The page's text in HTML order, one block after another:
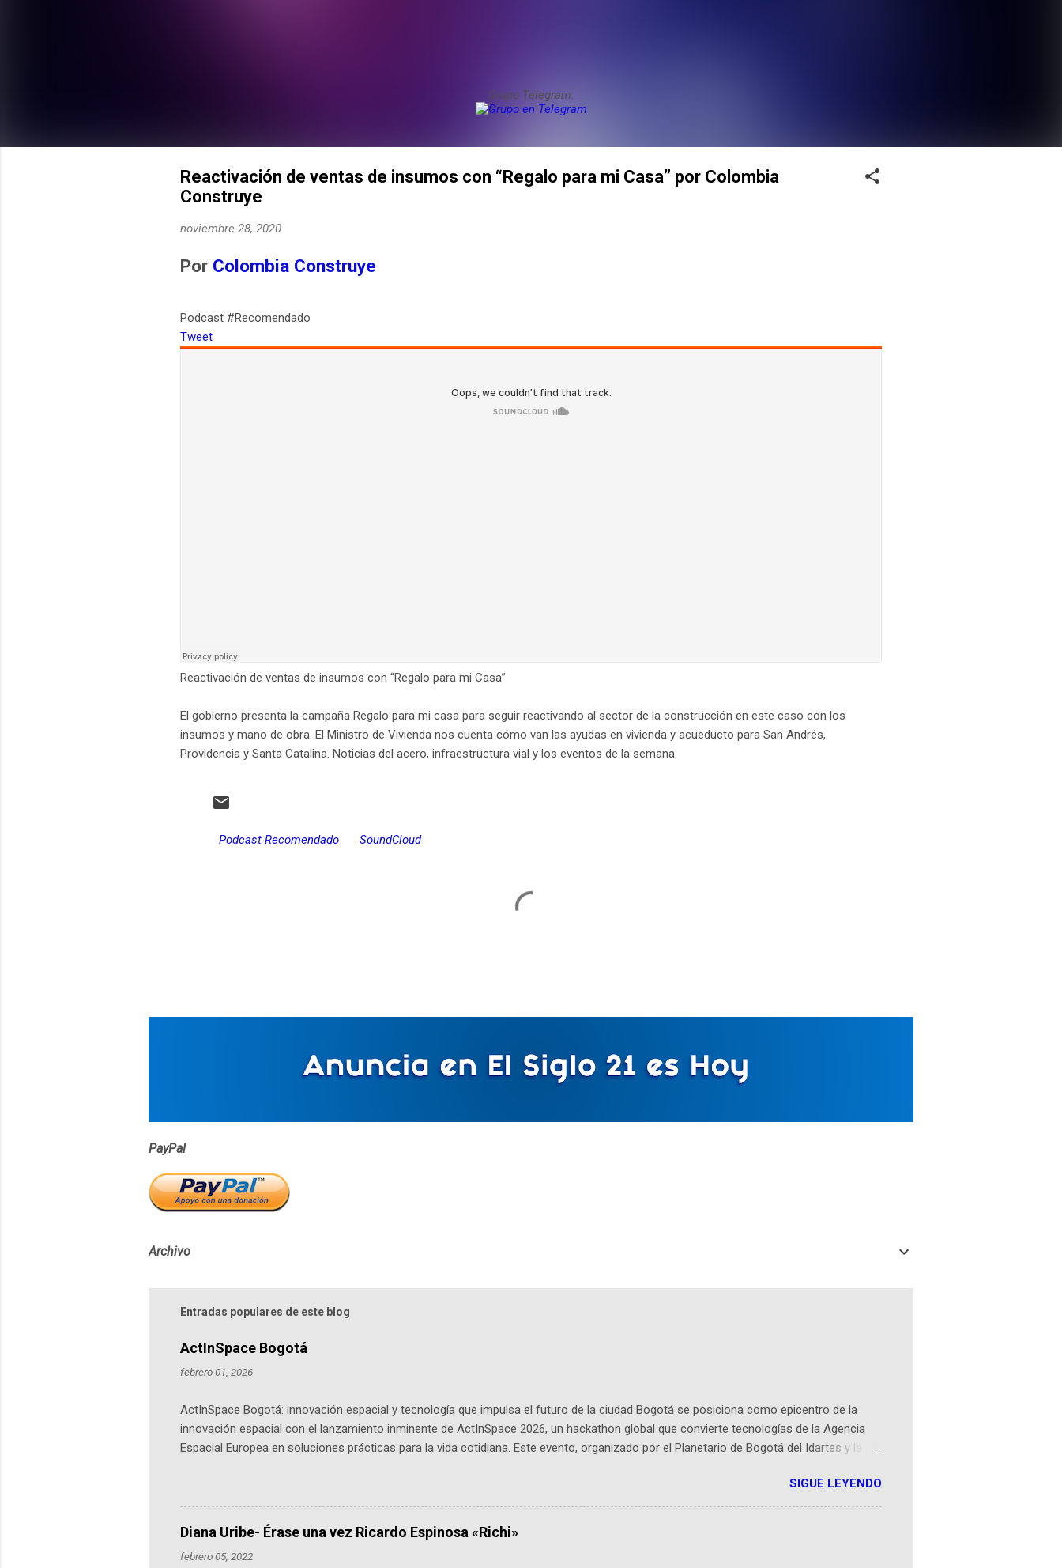
Grupo Telegram:
Reactivación de ventas de insumos con “Regalo para mi Casa” por Colombia
Construye
noviembre 28, 2020
Por Colombia Construye
Podcast #Recomendado
Tweet
Reactivación de ventas de insumos con “Regalo para mi Casa”
El gobierno presenta la campaña Regalo para mi casa para seguir reactivando al sector de la construcción en este caso con los
insumos y mano de obra. El Ministro de Vivienda nos cuenta cómo van las ayudas en vivienda y acueducto para San Andrés,
Providencia y Santa Catalina. Noticias del acero, infraestructura vial y los eventos de la semana.
Podcast Recomendado SoundCloud
a
PayPal
Archivo
Entradas populares de este blog
ActInSpace Bogotá
febrero 01, 2026
ActInSpace Bogotá: innovación espacial y tecnología que impulsa el futuro de la ciudad Bogotá se posiciona como epicentro de la
innovación espacial con el lanzamiento inminente de ActInSpace 2026, un hackathon global que convierte tecnologías de la Agencia
Espacial Europea en soluciones prácticas para la vida cotidiana. Este evento, organizado por el Planetario de Bogotá del Idartes y la
emprendedores y estudiantes. Qué es ActInSpace y por qué importa en Bogotá ActInSpace es una competencia mundial que opera en
más de 60 ciudades, donde participantes tienen 24 horas para idear startups basadas en tecnologías espaciales como satélites y
datos orbitales. En Bogotá, arranca con un evento gratuito el 30 de enero a las 10:00 a. m. en el Planetario (calle 26B #5-93), in...
SIGUE LEYENDO
Diana Uribe- Érase una vez Ricardo Espinosa «Richi»
febrero 05, 2022